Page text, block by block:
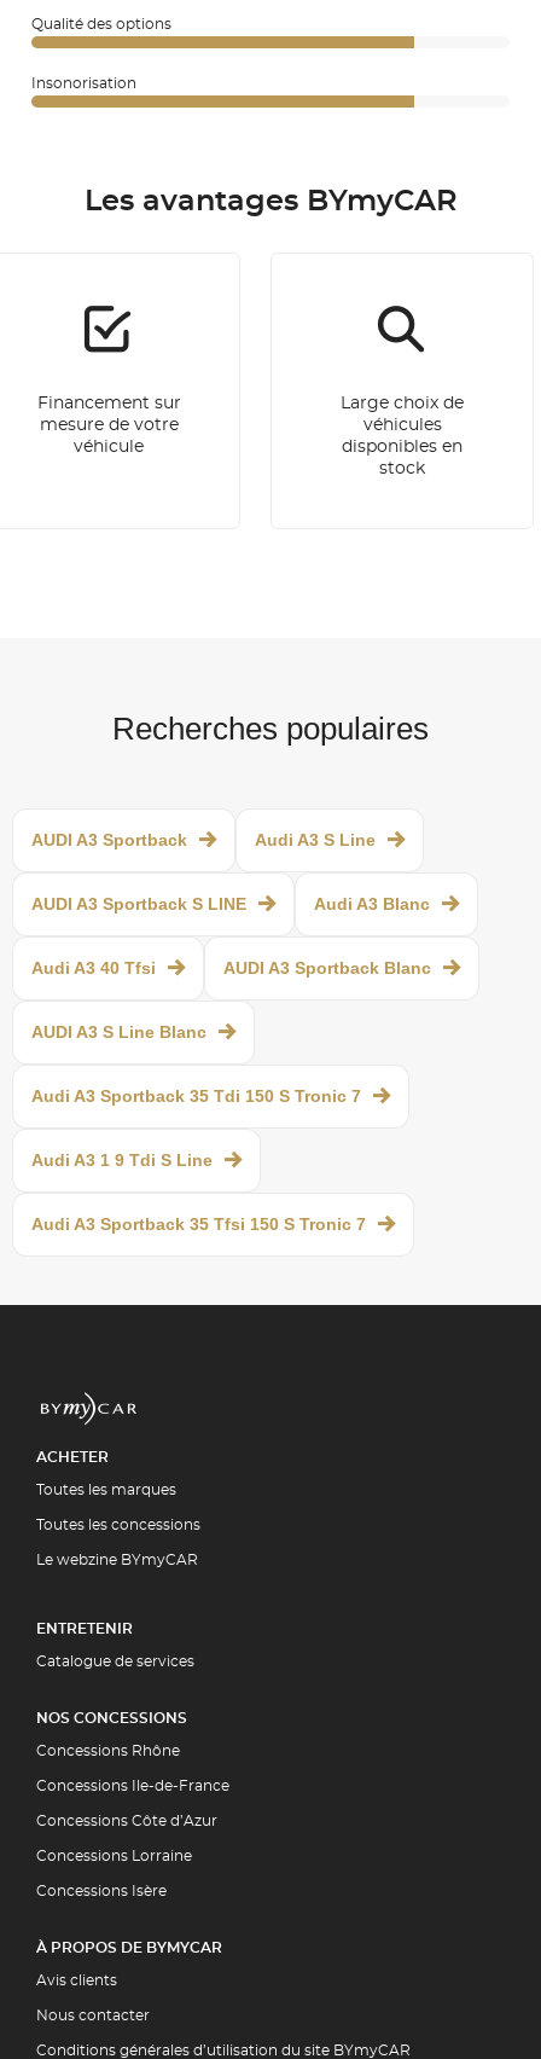
Qualité des options
Insonorisation
Les avantages BYmyCAR
Financement sur
mesure de votre
véhicule
Large choix de
véhicules
disponibles en
stock
Recherches populaires
AUDI A3 Sportback Audi A3 S Line
AUDI A3 Sportback S LINE Audi A3 Blanc
Audi A3 40 Tfsi AUDI A3 Sportback Blanc
AUDI A3 S Line Blanc
Audi A3 Sportback 35 Tdi 150 S Tronic 7
Audi A3 1 9 Tdi S Line
Audi A3 Sportback 35 Tfsi 150 S Tronic 7
ACHETER
Toutes les marques
Toutes les concessions
Le webzine BYmyCAR
ENTRETENIR
Catalogue de services
NOS CONCESSIONS
Concessions Rhône
Concessions Ile-de-France
Concessions Côte d’Azur
Concessions Lorraine
Concessions Isère
À PROPOS DE BYMYCAR
Avis clients
Nous contacter
Conditions générales d’utilisation du site BYmyCAR